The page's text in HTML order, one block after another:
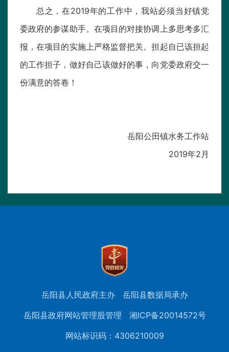
总之，在2019年的工作中，我站必须当好镇党
委政府的参谋助手。在项目的对接协调上多思考多汇
报，在项目的实施上严格监督把关。担起自已该担起
的工作担子，做好自己该做好的事，向党委政府交一
份满意的答卷！
岳阳公田镇水务工作站
2019年2月
岳阳县人民政府主办
岳阳县数据局承办
岳阳县政府网站管理股管理
湘ICP备20014572号
网站标识码：4306210009